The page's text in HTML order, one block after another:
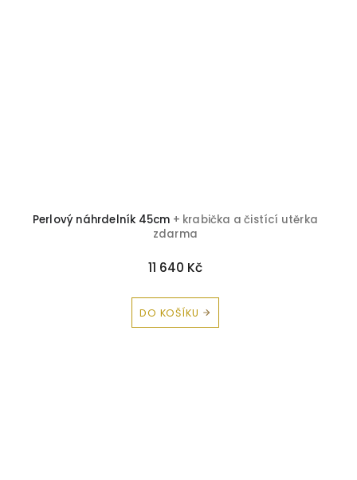
Perlový náhrdelník 45cm + krabička a čistící utěrka
zdarma
11 640 Kč
DO KOŠÍKU